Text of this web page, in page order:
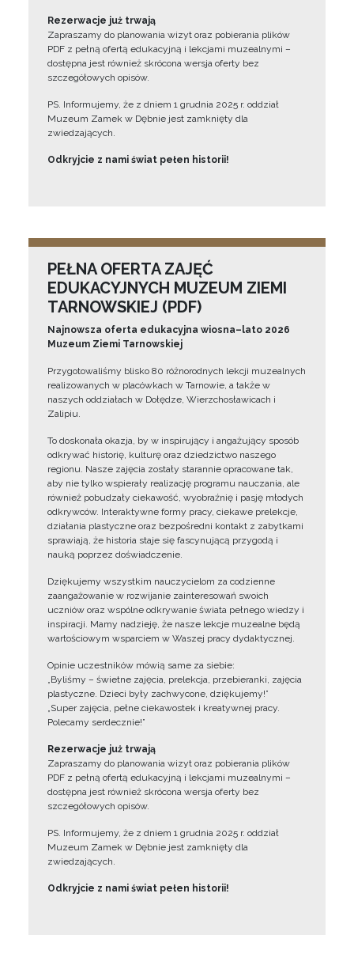
Rezerwacje już trwają
Zapraszamy do planowania wizyt oraz pobierania plików
PDF z pełną ofertą edukacyjną i lekcjami muzealnymi –
dostępna jest również skrócona wersja oferty bez
szczegółowych opisów.
PS. Informujemy, że z dniem 1 grudnia 2025 r. oddział
Muzeum Zamek w Dębnie jest zamknięty dla
zwiedzających.
Odkryjcie z nami świat pełen historii!
PEŁNA OFERTA ZAJĘĆ
EDUKACYJNYCH MUZEUM ZIEMI
TARNOWSKIEJ (PDF)
Najnowsza oferta edukacyjna wiosna–lato 2026
Muzeum Ziemi Tarnowskiej
Przygotowaliśmy blisko 80 różnorodnych lekcji muzealnych
realizowanych w placówkach w Tarnowie, a także w
naszych oddziałach w Dołędze, Wierzchosławicach i
Zalipiu.
To doskonała okazja, by w inspirujący i angażujący sposób
odkrywać historię, kulturę oraz dziedzictwo naszego
regionu. Nasze zajęcia zostały starannie opracowane tak,
aby nie tylko wspierały realizację programu nauczania, ale
również pobudzały ciekawość, wyobraźnię i pasję młodych
odkrywców. Interaktywne formy pracy, ciekawe prelekcje,
działania plastyczne oraz bezpośredni kontakt z zabytkami
sprawiają, że historia staje się fascynującą przygodą i
nauką poprzez doświadczenie.
Dziękujemy wszystkim nauczycielom za codzienne
zaangażowanie w rozwijanie zainteresowań swoich
uczniów oraz wspólne odkrywanie świata pełnego wiedzy i
inspiracji. Mamy nadzieję, że nasze lekcje muzealne będą
wartościowym wsparciem w Waszej pracy dydaktycznej.
Opinie uczestników mówią same za siebie:
„Byliśmy – świetne zajęcia, prelekcja, przebieranki, zajęcia
plastyczne. Dzieci były zachwycone, dziękujemy!”
„Super zajęcia, pełne ciekawostek i kreatywnej pracy.
Polecamy serdecznie!”
Rezerwacje już trwają
Zapraszamy do planowania wizyt oraz pobierania plików
PDF z pełną ofertą edukacyjną i lekcjami muzealnymi –
dostępna jest również skrócona wersja oferty bez
szczegółowych opisów.
PS. Informujemy, że z dniem 1 grudnia 2025 r. oddział
Muzeum Zamek w Dębnie jest zamknięty dla
zwiedzających.
Odkryjcie z nami świat pełen historii!